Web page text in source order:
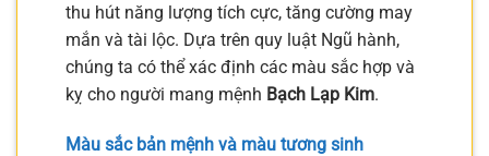
thu hút năng lượng tích cực, tăng cường may
mắn và tài lộc. Dựa trên quy luật Ngũ hành,
chúng ta có thể xác định các màu sắc hợp và
kỵ cho người mang mệnh Bạch Lạp Kim.
Màu sắc bản mệnh và màu tương sinh